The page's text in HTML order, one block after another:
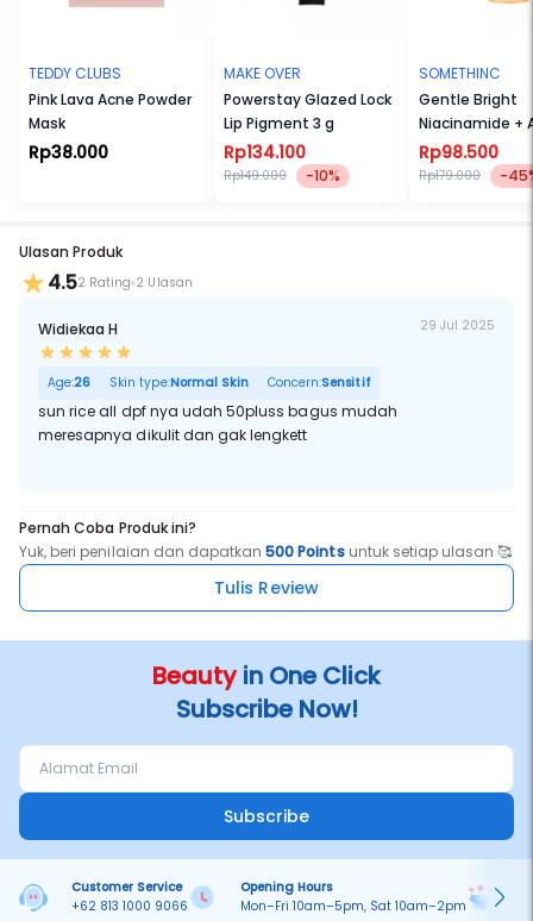
TEDDY CLUBS
Pink Lava Acne Powder
Mask
Rp38.000
MAKE OVER
Powerstay Glazed Lock
Lip Pigment 3 g
Rp134.100
Rp149.000 -10%
SOMETHINC
Gentle Bright
Niacinamide +
Arbutin Serum
Rp98.500
Rp179.000 -
Ulasan Produk
4.52 Rating 2 Ulasan
Widiekaa H 29 Jul 2025
Age:26 Skin type:Normal Skin Concern:Sensitif
sun rice all dpf nya udah 50pluss bagus mudah
meresapnya dikulit dan gak lengkett
Pernah Coba Produk ini?
Yuk, beri penilaian dan dapatkan500 Pointsuntuk setiap ulasan 🥰
Tulis Review
Beautyin One Click
Subscribe Now!
Subscribe
Customer Service
+62 813 1000 9066
Opening Hours
Mon–Fri 10am–5pm, Sat 10am–2pm